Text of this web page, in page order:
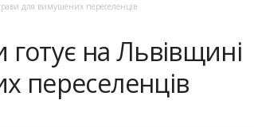
для вимушених переселенців
на Львівщині
переселенців